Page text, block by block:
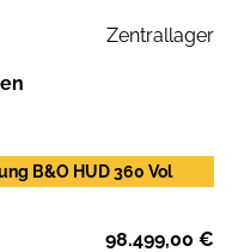
Zentrallager
B&O HUD 360 Vol
98.499,00 €